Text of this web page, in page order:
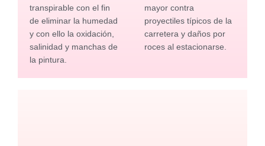
transpirable con el fin
de eliminar la humedad
y con ello la oxidación,
salinidad y manchas de
la pintura.
mayor contra
proyectiles típicos de la
carretera y daños por
roces al estacionarse.